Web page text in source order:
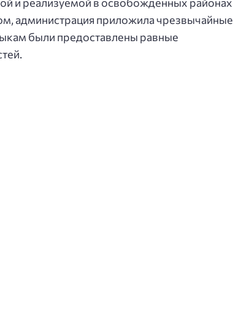
администрация приложила чрезвычайные
были предоставлены равные